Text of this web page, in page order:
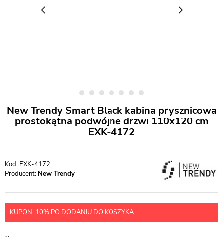
New Trendy Smart Black kabina prysznicowa
prostokątna podwójne drzwi 110x120 cm
EXK-4172
EXK-4172
Producent: New Trendy
KUPON: 10% PO DODANIU DO KOSZYKA